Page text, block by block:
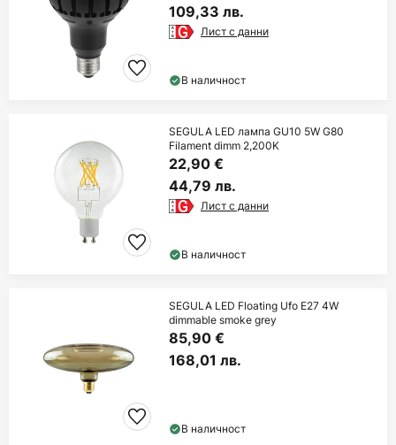
109,33 лв.
Лист с данни
В наличност
SEGULA LED лампа GU10 5W G80
Filament dimm 2,200K
22,90 €
44,79 лв.
Лист с данни
В наличност
SEGULA LED Floating Ufo E27 4W
dimmable smoke grey
85,90 €
168,01 лв.
В наличност